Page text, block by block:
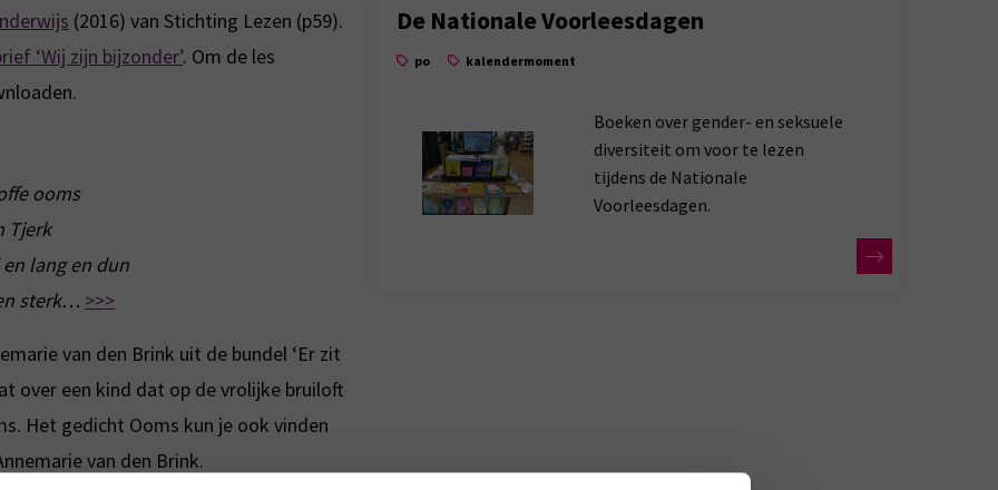
(2016) van Stichting Lezen (p59).
‘Wij zijn bijzonder’. Om de les
ooms
Tjerk
lang en dun
sterk… >>>
van den Brink uit de bundel ‘Er zit
over een kind dat op de vrolijke bruiloft
Het gedicht Ooms kun je ook vinden
van den Brink.
De Nationale Voorleesdagen
po kalendermoment
Boeken over gender- en seksuele
diversiteit om voor te lezen
tijdens de Nationale
Voorleesdagen.